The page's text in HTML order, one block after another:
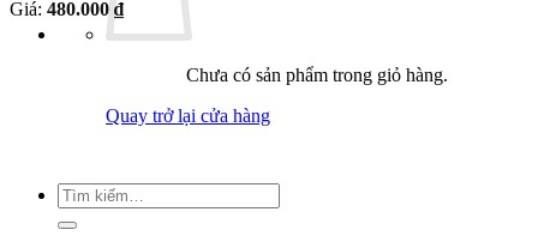
Chưa có sản phẩm trong giỏ hàng.
Quay trở lại cửa hàng
Tìm
kiếm:
Giá: 480.000 ₫